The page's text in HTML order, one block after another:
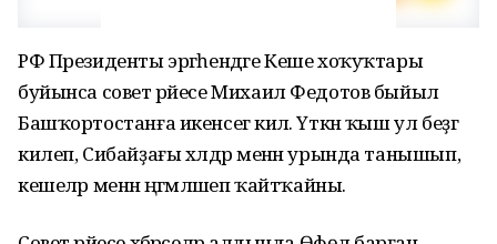
РФ Президенты эргәһендәге Кеше хоҡуҡтары
буйынса совет рәйесе Михаил Федотов быйыл
Башҡортостанға икенсегә килә. Үткән ҡыш ул беҙгә
килеп, Сибайҙағы хәлдәр менән урында танышып,
кешеләр менән әңгәмәләшеп ҡайтҡайны.